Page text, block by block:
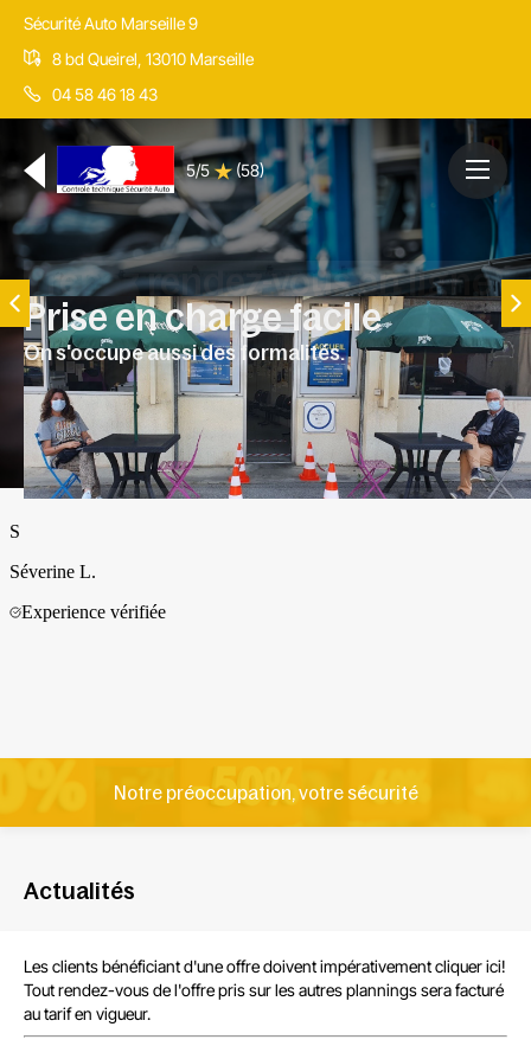
Sécurité Auto Marseille 9
8 bd Queirel, 13010 Marseille
04 58 46 18 43
5/5 (58)
Prise en charge facile
On s'occupe aussi des formalités.
Notre préoccupation, votre sécurité
Actualités
Les clients bénéficiant d'une offredoivent impérativement cliquer ici!
Tout rendez-vous de l'offrepris sur les autres plannings sera facturé
au tarif en vigueur.